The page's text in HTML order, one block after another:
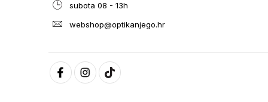
subota 08 - 13h
webshop@optikanjego.hr